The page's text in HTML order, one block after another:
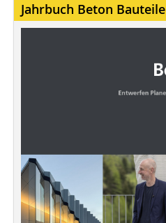
Jahrbuch Beton Bauteile